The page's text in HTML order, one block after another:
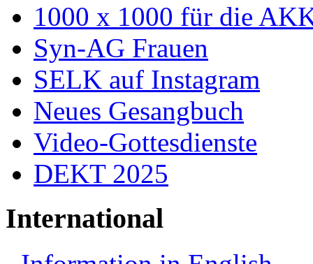
1000 x 1000 für die
Syn-AG Frauen
SELK auf Instagram
Neues Gesangbuch
Video-Gottesdienste
DEKT 2025
International